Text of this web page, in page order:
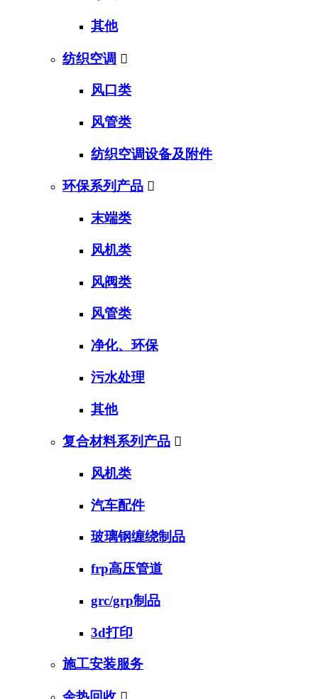
其他
纺织空调 
风口类
风管类
纺织空调设备及附件
环保系列产品 
末端类
风机类
风阀类
风管类
净化、环保
污水处理
其他
复合材料系列产品 
风机类
汽车配件
玻璃钢缠绕制品
frp高压管道
grc/grp制品
3d打印
施工安装服务